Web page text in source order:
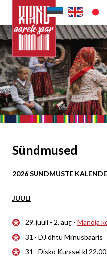
Sündmused
2026 SÜNDMUSTE
JUULI
29. juuli - 2. aug - Manõja
31 - DJ õhtu Miinusbaaris
31 - Disko Kurasel kl 22.00